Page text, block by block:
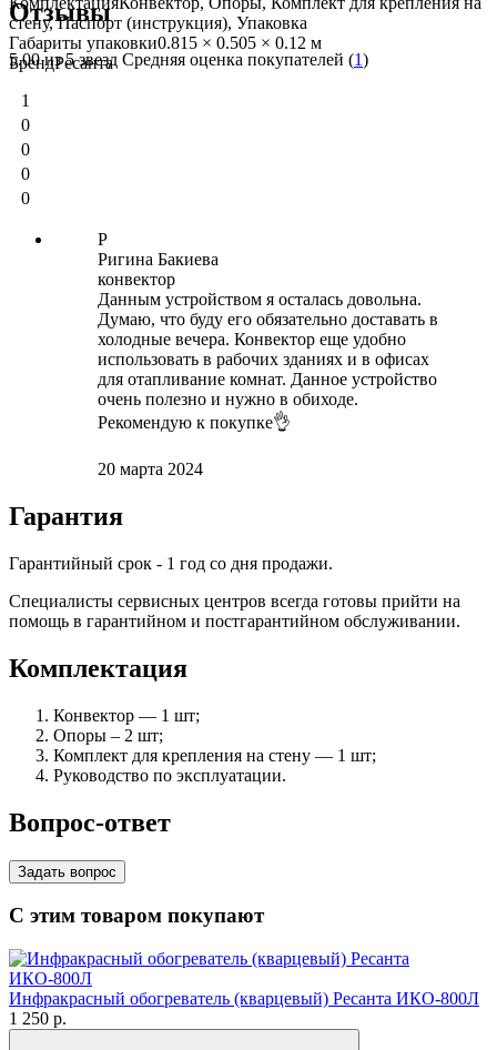
стену, Паспорт (инструкция), Упаковка
Габариты упаковки0.815 × 0.505 × 0.12 м
БрендРесанта
Отзывы
5.00из 5 звезд Средняя оценка покупателей (1)
1
0
0
0
0
Р
Ригина Бакиева
конвектор
Данным устройством я осталась довольна.
Думаю, что буду его обязательно доставать в
холодные вечера. Конвектор еще удобно
использовать в рабочих зданиях и в офисах
для отапливание комнат. Данное устройство
очень полезно и нужно в обиходе.
Рекомендую к покупке👌
20 марта 2024
Гарантия
Гарантийный срок - 1 год со дня продажи.
Специалисты сервисных центров всегда готовы прийти на
помощь в гарантийном и постгарантийном обслуживании.
Комплектация
Конвектор — 1 шт;
Опоры – 2 шт;
Комплект для крепления на стену — 1 шт;
Руководство по эксплуатации.
Вопрос-ответ
Задать вопрос
С этим товаром покупают
Инфракрасный обогреватель (кварцевый) Ресанта ИКО-800Л
1 250 p.